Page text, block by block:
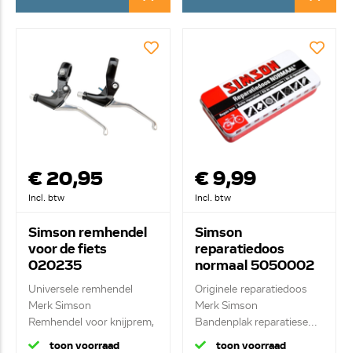
€ 20,95
Incl. btw
Simson remhendel
voor de fiets
020235
Universele remhendel
Merk Simson
Remhendel voor knijprem,
...
toon voorraad
€ 9,99
Incl. btw
Simson
reparatiedoos
normaal 5050002
Originele reparatiedoos
Merk Simson
Bandenplak reparatiese...
toon voorraad